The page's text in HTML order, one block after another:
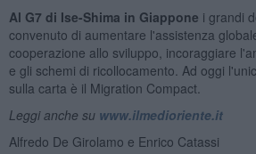
Al G7 di Ise-Shima in Giappone i grandi
convenuto di aumentare l'assistenza
cooperazione allo sviluppo, incoraggiare
e gli schemi di ricollocamento. Ad oggi
sulla carta è il Migration Compact.
Leggi anche su www.ilmedioriente.it
Alfredo De Girolamo e Enrico Catassi